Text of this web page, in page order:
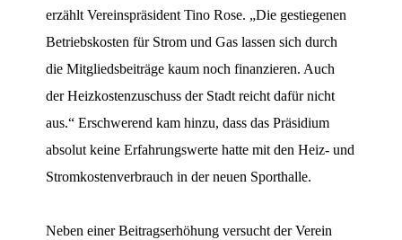
erzählt Vereinspräsident Tino Rose. „Die gestiegenen
Betriebskosten für Strom und Gas lassen sich durch
die Mitgliedsbeiträge kaum noch finanzieren. Auch
der Heizkostenzuschuss der Stadt reicht dafür nicht
aus.“ Erschwerend kam hinzu, dass das Präsidium
absolut keine Erfahrungswerte hatte mit den Heiz- und
Stromkostenverbrauch in der neuen Sporthalle.
Neben einer Beitragserhöhung versucht der Verein